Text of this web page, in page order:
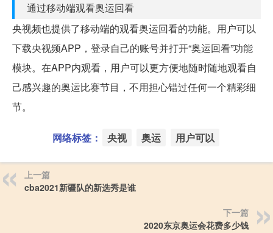
通过移动端观看奥运回看
央视频也提供了移动端的观看奥运回看的功能。用户可以
下载央视频APP，登录自己的账号并打开“奥运回看”功能
模块。在APP内观看，用户可以更方便地随时随地观看自
己感兴趣的奥运比赛节目，不用担心错过任何一个精彩细
节。
网络标签： 央视 奥运 用户可以
上一篇
cba2021新疆队的新选秀是谁
下一篇
2020东京奥运会花费多少钱